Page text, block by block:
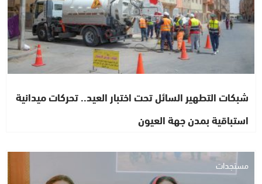
شبكات التطهير السائل تحت اختبار العيد.. تحركات ميدانية
استباقية بمدن جهة العيون
مستجدات